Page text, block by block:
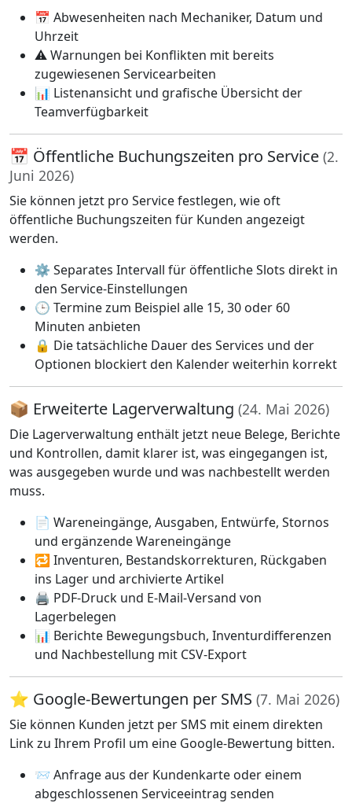
📅 Abwesenheiten nach Mechaniker, Datum und
Uhrzeit
⚠️ Warnungen bei Konflikten mit bereits
zugewiesenen Servicearbeiten
📊 Listenansicht und grafische Übersicht der
Teamverfügbarkeit
📅 Öffentliche Buchungszeiten pro Service (2.
Juni 2026)
Sie können jetzt pro Service festlegen, wie oft
öffentliche Buchungszeiten für Kunden angezeigt
werden.
⚙️ Separates Intervall für öffentliche Slots direkt in
den Service-Einstellungen
🕒 Termine zum Beispiel alle 15, 30 oder 60
Minuten anbieten
🔒 Die tatsächliche Dauer des Services und der
Optionen blockiert den Kalender weiterhin korrekt
📦 Erweiterte Lagerverwaltung (24. Mai 2026)
Die Lagerverwaltung enthält jetzt neue Belege, Berichte
und Kontrollen, damit klarer ist, was eingegangen ist,
was ausgegeben wurde und was nachbestellt werden
muss.
📄 Wareneingänge, Ausgaben, Entwürfe, Stornos
und ergänzende Wareneingänge
🔁 Inventuren, Bestandskorrekturen, Rückgaben
ins Lager und archivierte Artikel
🖨️ PDF-Druck und E-Mail-Versand von
Lagerbelegen
📊 Berichte Bewegungsbuch, Inventurdifferenzen
und Nachbestellung mit CSV-Export
⭐ Google-Bewertungen per SMS (7. Mai 2026)
Sie können Kunden jetzt per SMS mit einem direkten
Link zu Ihrem Profil um eine Google-Bewertung bitten.
📨 Anfrage aus der Kundenkarte oder einem
abgeschlossenen Serviceeintrag senden